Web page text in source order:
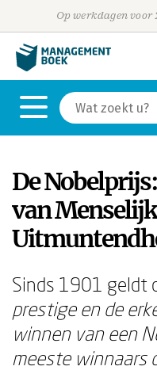
Op werkdagen voor
De
van
Sinds 1901 geldt
prestige en de
winnen van een
meeste winnaars